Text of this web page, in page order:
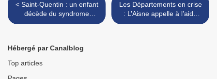
< Saint-Quentin : un enfant
décède du syndrome
hémolytique et urémique,
Les Départements en crise
: L’Aisne appelle à l’aide
face à des charges
Hébergé par Canalblog
Top articles